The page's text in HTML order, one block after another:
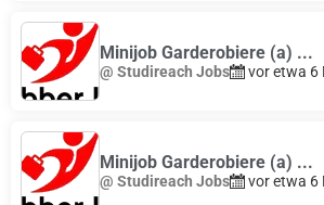
Minijob Garderobiere (a) ...
@ Studireach Jobs vor etwa 6
Minijob Garderobiere (a) ...
@ Studireach Jobs vor etwa 6